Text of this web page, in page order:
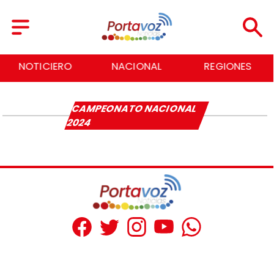
NOTICIERO NACIONAL REGIONES
CAMPEONATO NACIONAL
2024